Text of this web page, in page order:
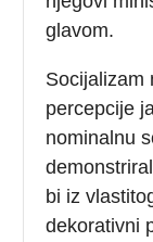
glavom.
Socijalizam
percepcije
nominalnu
bi iz
dekorativni